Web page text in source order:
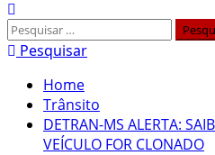
Pesquisar
por:Pesquisar
Home
Trânsito
DETRAN-MS ALERTA:
VEÍCULO FOR CLONADO